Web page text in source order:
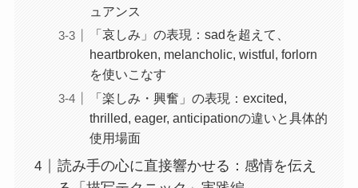
ュアンス
「哀しみ」の表現：sadを超えて、
heartbroken, melancholic, wistful, forlorn
を使いこなす
「楽しみ・興奮」の表現：excited,
thrilled, eager, anticipationの違いと具体的
使用場面
読み手の心に直接響かせる：感情を伝え